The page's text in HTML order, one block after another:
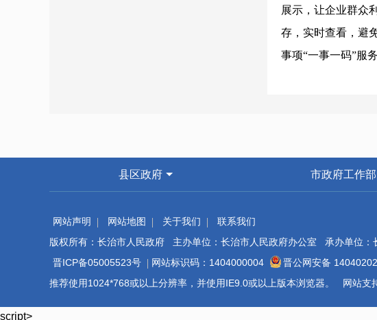
展示，让企业群众
存，实时查看，避
事项“一事一码”服
沉一步、提速一档
下一步，我中
主体满意度和获得
县区政府 市政府工作
网站声明 网站地图 关于我们
联系我们
版权所有：长治市人民政府 主办单位：长治市人民政府办公室 承办单位：
晋ICP备05005523号
网站标识码：1404000004
晋公网安备
推荐使用1024*768或以上分辨率，并使用IE9.0或以上版本浏览器。 网站支
script>